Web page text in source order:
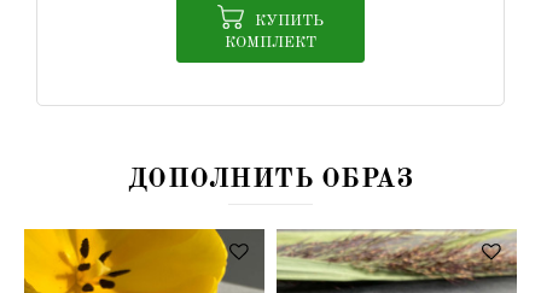
КОМПЛЕКТ
ДОПОЛНИТЬ ОБРАЗ